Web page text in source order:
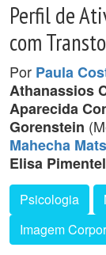
Perfil de
com
Por Paula
Athanassios
Aparecida
Gorenstein
Mahecha
Elisa
Psicologia
Imagem